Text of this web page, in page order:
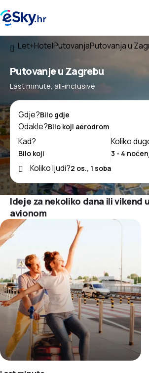
Let+HotelPutovanjaPutovanja u
Putovanje u Zagrebu
Last minute, all-inclusive
Gdje?
Odakle?
Kad?
Koliko
Koliko ljudi?
Ideje za nekoliko dana ili vikend
avionom